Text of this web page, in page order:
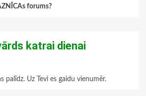
forums?
katrai dienai
palīdz. Uz Tevi es gaidu vienumēr.